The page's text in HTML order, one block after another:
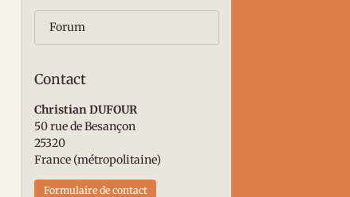
Forum
Contact
Christian DUFOUR
50 rue de Besançon
25320
France (métropolitaine)
Formulaire de contact